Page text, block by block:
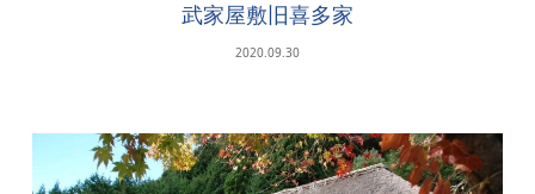
武家屋敷旧喜多家
2020.09.30